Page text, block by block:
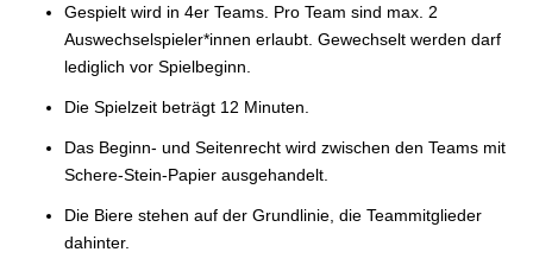
Gespielt wird in 4er Teams. Pro Team sind max. 2
Auswechselspieler*innen erlaubt. Gewechselt werden darf
lediglich vor Spielbeginn.
Die Spielzeit beträgt 12 Minuten.
Das Beginn- und Seitenrecht wird zwischen den Teams mit
Schere-Stein-Papier ausgehandelt.
Die Biere stehen auf der Grundlinie, die Teammitglieder
dahinter.